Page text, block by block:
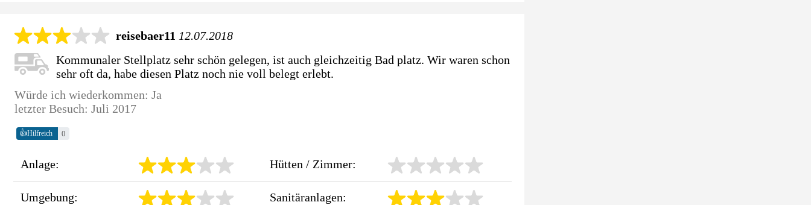
reisebaer11 12.07.2018
Kommunaler Stellplatz sehr schön gelegen, ist auch gleichzeitig Bad platz. Wir waren schon
sehr oft da, habe diesen Platz noch nie voll belegt erlebt.
Würde ich wiederkommen: Ja
letzter Besuch: Juli 2017
👍Hilfreich 0
Anlage:
Umgebung:
Hütten / Zimmer:
Sanitäranlagen: